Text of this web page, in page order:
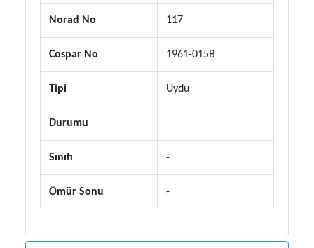
Norad No 117
Cospar No 1961-015B
Tipi Uydu
Durumu -
Sınıfı -
Ömür Sonu -